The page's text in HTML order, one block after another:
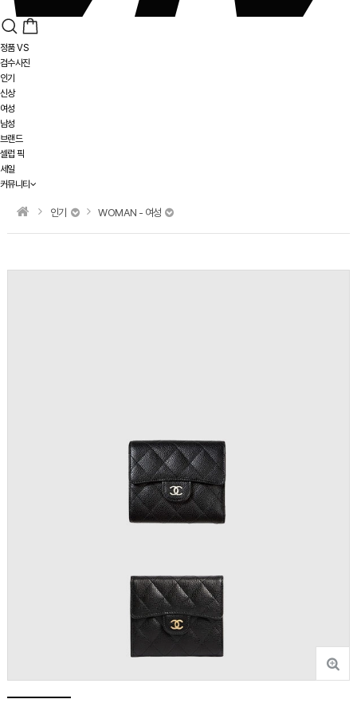
정품 VS
검수사진
인기
신상
여성
남성
브랜드
셀럽 픽
세일
커뮤니티
인기 WOMAN - 여성